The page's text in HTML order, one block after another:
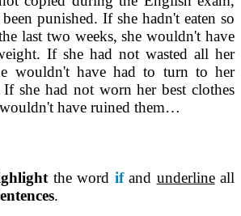
punished. If she hadn't eaten so
last two weeks, she wouldn't have
If she had not wasted all her
wouldn't have had to turn to her
she had not worn her best clothes
have ruined them…
the word ifand underlineall
.